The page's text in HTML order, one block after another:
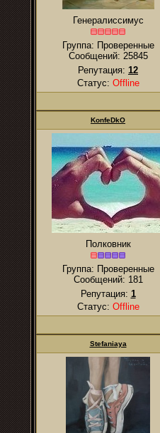
Генералиссимус
Группа: Проверенные
Сообщений: 25845
Репутация: 12
Статус: Offline
KonfeDkO
Полковник
Группа: Проверенные
Сообщений: 181
Репутация: 1
Статус: Offline
Stefaniaya